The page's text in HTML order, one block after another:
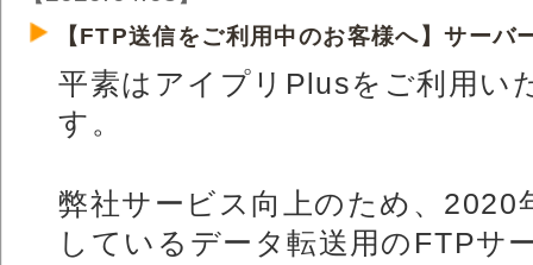
【FTP送信をご利用中のお客様へ】サー
平素はアイプリPlusをご利用い
す。
弊社サービス向上のため、2020
しているデータ転送用のFTPサ